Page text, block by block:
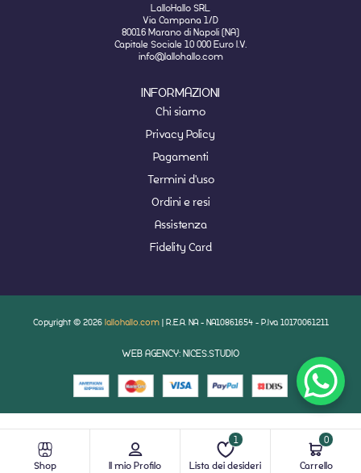
Shop Il mio Profilo Lista dei desideri
1
Carrello
0
LalloHallo SRL
Via Campana 1/D
80016 Marano di Napoli (NA)
Capitale Sociale 10 000 Euro I.V.
info@lallohallo.com
INFORMAZIONI
Chi siamo
Privacy Policy
Pagamenti
Termini d'uso
Ordini e resi
Assistenza
Fidelity Card
Copyright © 2026 lallohallo.com | R.E.A. NA - NA10861654 - P.Iva 10170061211
WEB AGENCY: NICES.STUDIO